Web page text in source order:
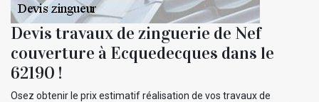
Devis travaux de zinguerie de Nef
couverture à Ecquedecques dans le
62190 !
Osez obtenir le prix estimatif réalisation de vos travaux de